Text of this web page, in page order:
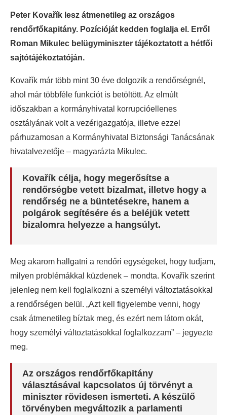
Peter Kovařík lesz átmenetileg az országos
rendőrfőkapitány. Pozícióját kedden foglalja el. Erről
Roman Mikulec belügyminiszter tájékoztatott a hétfői
sajtótájékoztatóján.
Kovařík már több mint 30 éve dolgozik a rendőrségnél,
ahol már többféle funkciót is betöltött. Az elmúlt
időszakban a kormányhivatal korrupcióellenes
osztályának volt a vezérigazgatója, illetve ezzel
párhuzamosan a Kormányhivatal Biztonsági Tanácsának
hivatalvezetője – magyarázta Mikulec.
Kovařík célja, hogy megerősítse a
rendőrségbe vetett bizalmat, illetve hogy a
rendőrség ne a büntetésekre, hanem a
polgárok segítésére és a beléjük vetett
bizalomra helyezze a hangsúlyt.
Meg akarom hallgatni a rendőri egységeket, hogy tudjam,
milyen problémákkal küzdenek – mondta. Kovařík szerint
jelenleg nem kell foglalkozni a személyi változtatásokkal
a rendőrségen belül. „Azt kell figyelembe venni, hogy
csak átmenetileg bíztak meg, és ezért nem látom okát,
hogy személyi változtatásokkal foglalkozzam” – jegyezte
meg.
Az országos rendőrfőkapitány
választásával kapcsolatos új törvényt a
miniszter rövidesen ismerteti. A készülő
törvényben megváltozik a parlamenti